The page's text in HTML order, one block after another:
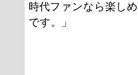
時代ファンなら楽し
です。」